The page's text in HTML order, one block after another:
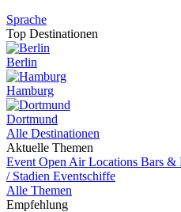
Sprache
Top Destinationen
Berlin
Hamburg
Dortmund
Alle Destinationen
Aktuelle Themen
Event Open Air Locations Bars &
/ Stadien Eventschiffe
Alle Themen
Empfehlung